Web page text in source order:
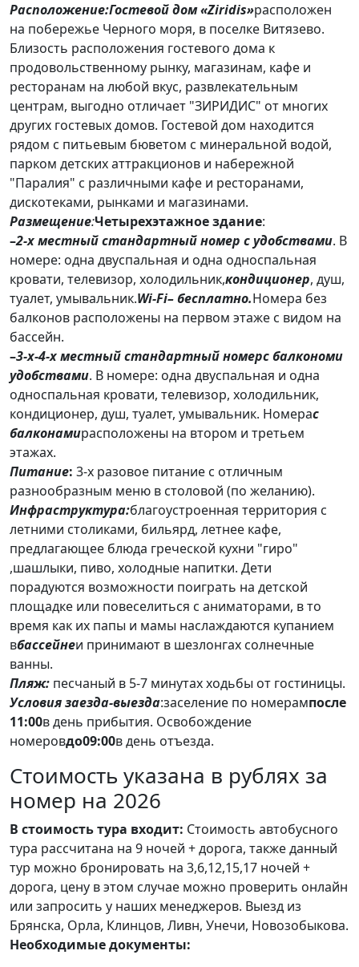
Расположение:Гостевой дом «Ziridis»расположен
на побережье Черного моря, в поселке Витязево.
Близость расположения гостевого дома к
продовольственному рынку, магазинам, кафе и
ресторанам на любой вкус, развлекательным
центрам, выгодно отличает "ЗИРИДИС" от многих
других гостевых домов. Гостевой дом находится
рядом с питьевым бюветом с минеральной водой,
парком детских аттракционов и набережной
"Паралия" с различными кафе и ресторанами,
дискотеками, рынками и магазинами.
Размещение:Четырехэтажное здание:
–2-х местный стандартный номер с удобствами. В
номере: одна двуспальная и одна односпальная
кровати, телевизор, холодильник,кондиционер, душ,
туалет, умывальник.Wi-Fi– бесплатно.Номера без
балконов расположены на первом этаже с видом на
бассейн.
–3-х-4-х местный стандартный номерс балкономи
удобствами. В номере: одна двуспальная и одна
односпальная кровати, телевизор, холодильник,
кондиционер, душ, туалет, умывальник. Номерас
балконамирасположены на втором и третьем
этажах.
Питание: 3-х разовое питание с отличным
разнообразным меню в столовой (по желанию).
Инфраструктура:благоустроенная территория с
летними столиками, бильярд, летнее кафе,
предлагающее блюда греческой кухни "гиро"
,шашлыки, пиво, холодные напитки. Дети
порадуются возможности поиграть на детской
площадке или повеселиться с аниматорами, в то
время как их папы и мамы наслаждаются купанием
вбассейнеи принимают в шезлонгах солнечные
ванны.
Пляж: песчаный в 5-7 минутах ходьбы от гостиницы.
Условия заезда-выезда:заселение по номерампосле
11:00в день прибытия. Освобождение
номеровдо09:00в день отъезда.
Стоимость указана в рублях за
номер на 2026
В стоимость тура входит: Стоимость автобусного
тура рассчитана на 9 ночей + дорога, также данный
тур можно бронировать на 3,6,12,15,17 ночей +
дорога, цену в этом случае можно проверить онлайн
или запросить у наших менеджеров. Выезд из
Брянска, Орла, Клинцов, Ливн, Унечи, Новозобыкова.
Необходимые документы: